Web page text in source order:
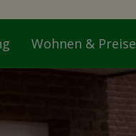
Wohnen & Preise